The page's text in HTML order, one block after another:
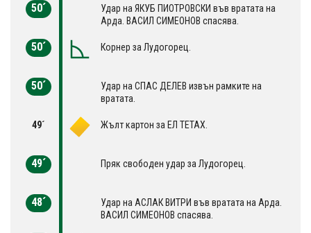
50´
Удар на ЯКУБ ПИОТРОВСКИ във вратата на
Арда. ВАСИЛ СИМЕОНОВ спасява.
50´ Корнер за Лудогорец.
50´
Удар на СПАС ДЕЛЕВ извън рамките на
вратата.
49´ Жълт картон за ЕЛ ТЕТАХ.
49´ Пряк свободен удар за Лудогорец.
48´
Удар на АСЛАК ВИТРИ във вратата на Арда.
ВАСИЛ СИМЕОНОВ спасява.